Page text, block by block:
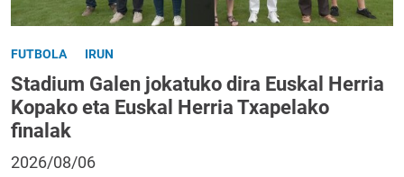
FUTBOLA IRUN
Stadium Galen jokatuko dira Euskal Herria
Kopako eta Euskal Herria Txapelako
finalak
2026/08/06